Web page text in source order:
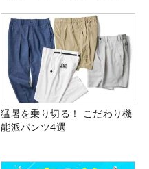
猛暑を乗り切る！ こだわり機
能派パンツ4選